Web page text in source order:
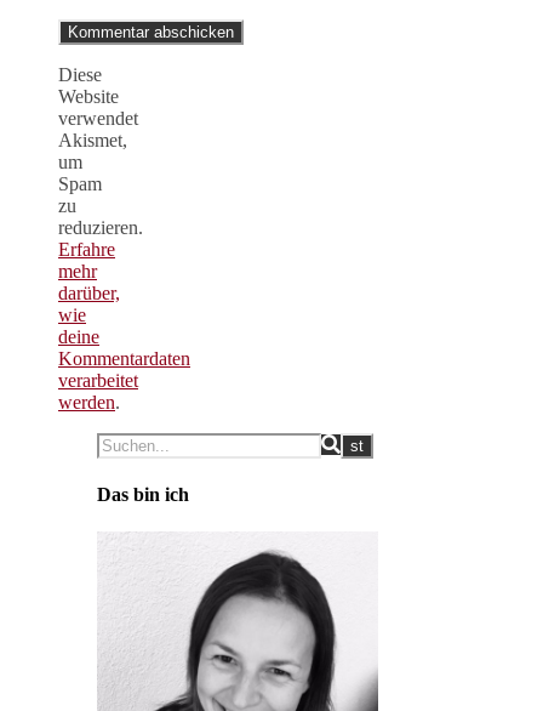
Diese
Website
verwendet
Akismet,
um
Spam
zu
reduzieren.
Erfahre
mehr
darüber,
wie
deine
Kommentardaten
verarbeitet
werden.
Das bin ich